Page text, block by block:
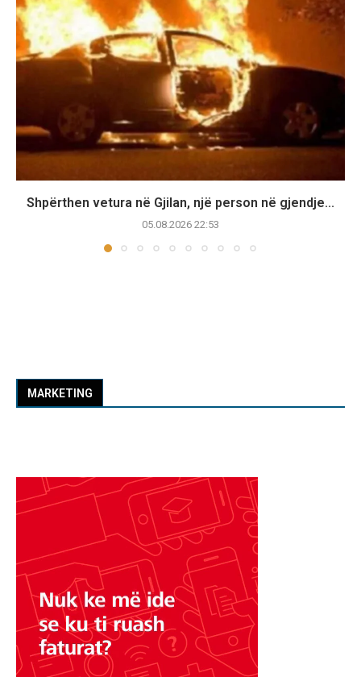
Shpërthen vetura në Gjilan, një person në gjendje...
05.08.2026 22:53
MARKETING